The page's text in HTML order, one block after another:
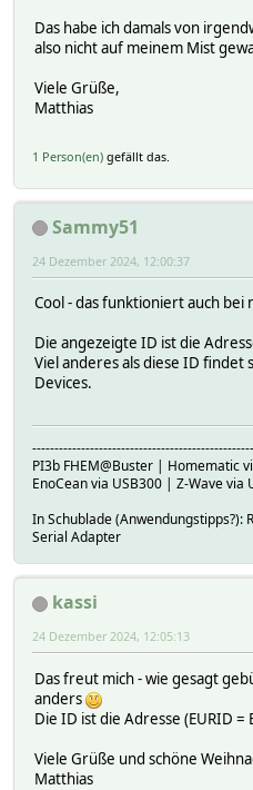
Das habe ich damals von
also nicht auf meinem Mist
Viele Grüße,
Matthias
1 Person(en) gefällt das.
Sammy51
24 Dezember 2024, 12:00:37
Cool - das funktioniert auch bei
Die angezeigte ID ist die
Viel anderes als diese ID findet
Devices.
PI3b FHEM@Buster | Homematic
EnoCean via USB300 | Z-Wave
In Schublade (Anwendungstipps?):
Serial Adapter
kassi
24 Dezember 2024, 12:05:13
Das freut mich - wie gesagt
anders
Die ID ist die Adresse (EURID =
Viele Grüße und schöne
Matthias